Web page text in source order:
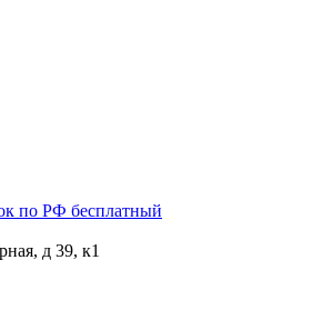
по РФ бесплатный
д 39, к1